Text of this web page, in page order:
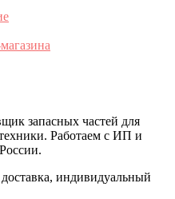
запасных частей для
Работаем с ИП и
индивидуальный